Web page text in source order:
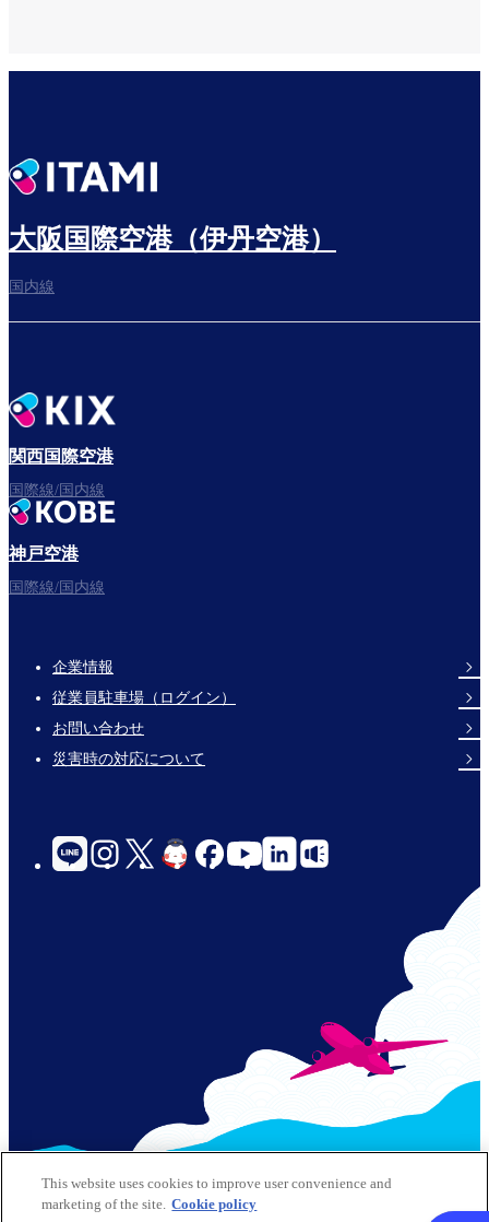
大阪国際空港（伊丹空港）
国内線
関西国際空港
国際線/国内線
神戸空港
国際線/国内線
Footer
Links
企業情報
従業員駐車場（ログイン）
お問い合わせ
災害時の対応について
social-
links-
© 2026 Kansai Airports All Rights Reserved
This website uses cookies to improve user convenience and
marketing of the site. Cookie policy